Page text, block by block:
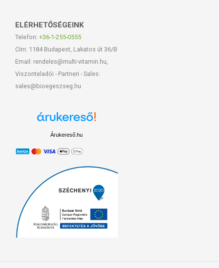
ELÉRHETŐSÉGEINK
Telefon: +36-1-255-0555
Cím: 1184 Budapest, Lakatos út 36/B
Email: rendeles@multi-vitamin.hu,
Viszonteladói - Partneri - Sales:
sales@bioegeszseg.hu
Árukereső.hu